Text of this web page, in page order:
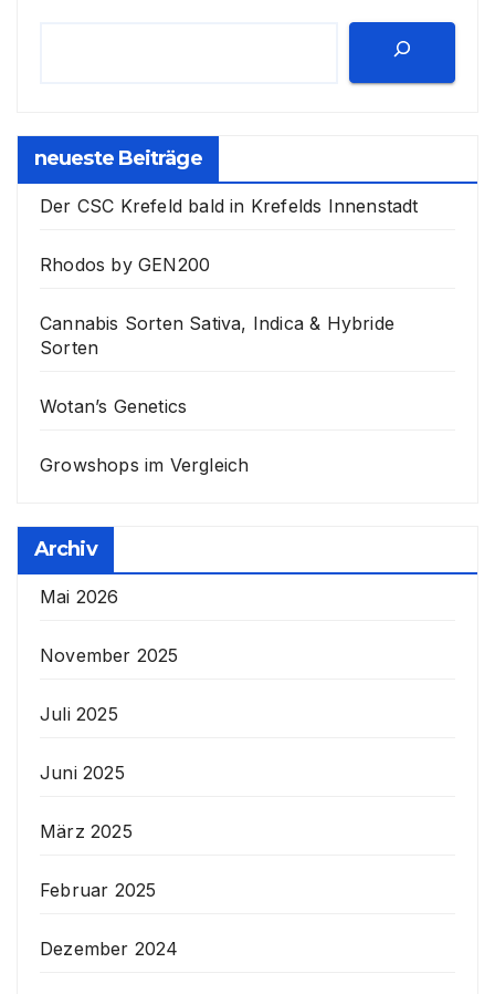
neueste Beiträge
Der CSC Krefeld bald in Krefelds Innenstadt
Rhodos by GEN200
Cannabis Sorten Sativa, Indica & Hybride
Sorten
Wotan’s Genetics
Growshops im Vergleich
Archiv
Mai 2026
November 2025
Juli 2025
Juni 2025
März 2025
Februar 2025
Dezember 2024